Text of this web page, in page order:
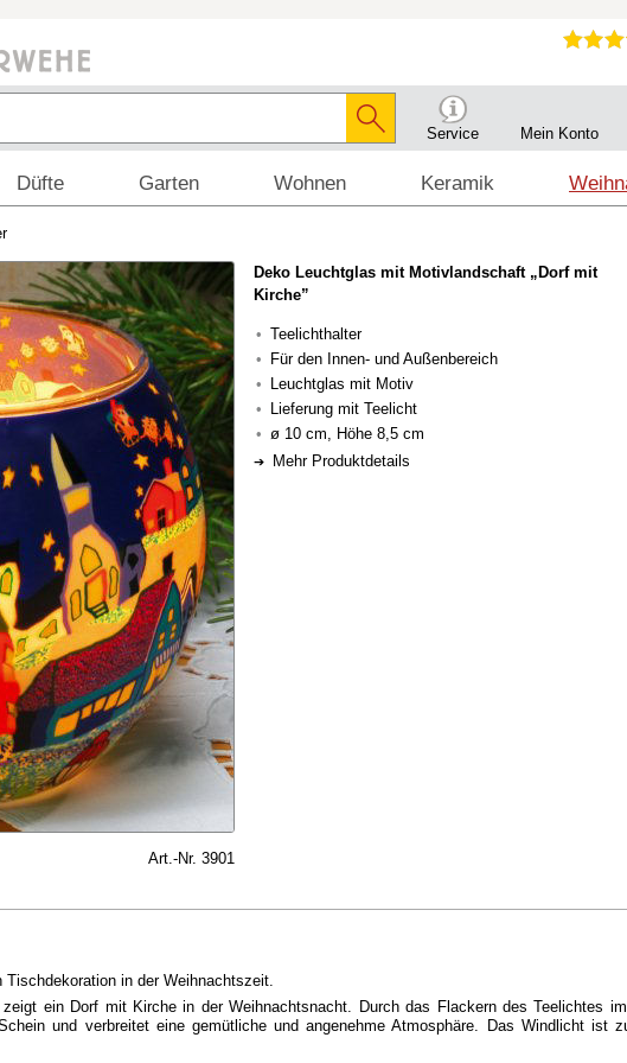
Service Mein Konto
Düfte Garten Wohnen Keramik
Art.-Nr. 3901
Deko Leuchtglas mit Motivlandschaft „Dorf mit
Kirche”
Teelichthalter
Für den Innen- und Außenbereich
Leuchtglas mit Motiv
Lieferung mit Teelicht
ø 10 cm, Höhe 8,5 cm
Mehr Produktdetails
Tischdekoration in der Weihnachtszeit.
ein Dorf mit Kirche in der Weihnachtsnacht. Durch das Flackern des Teelichtes
und verbreitet eine gemütliche und angenehme Atmosphäre. Das Windlicht ist